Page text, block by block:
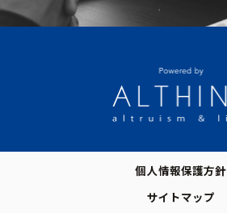
個人情報保護方針
サイトマップ